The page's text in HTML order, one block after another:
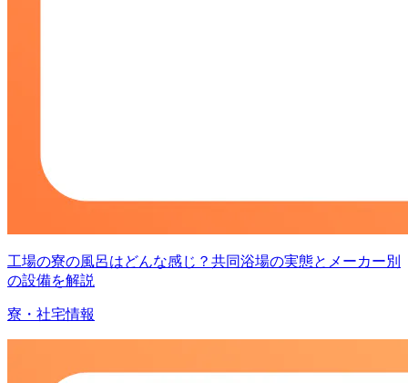
工場の寮の風呂はどんな感じ？共同浴場の実態とメーカー別
の設備を解説
寮・社宅情報